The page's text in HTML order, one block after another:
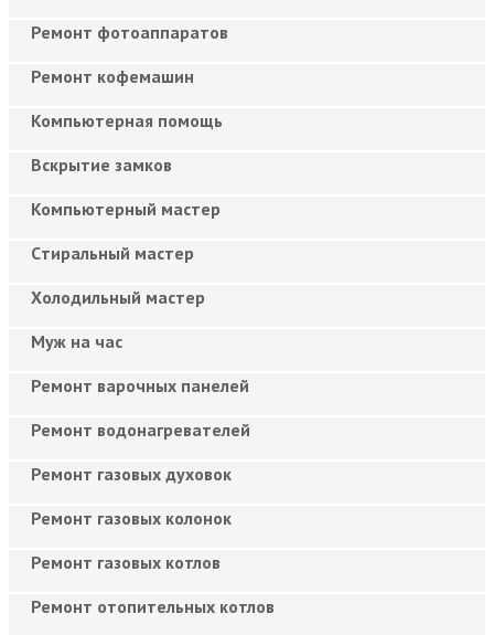
Ремонт фотоаппаратов
Ремонт кофемашин
Компьютерная помощь
Вскрытие замков
Компьютерный мастер
Cтиральный мастер
Холодильный мастер
Муж на час
Ремонт варочных панелей
Ремонт водонагревателей
Ремонт газовых духовок
Ремонт газовых колонок
Ремонт газовых котлов
Ремонт отопительных котлов